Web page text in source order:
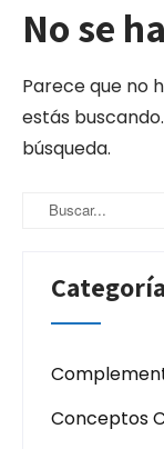
No se
Parece que no
estás
búsqueda.
Categoría
Conceptos